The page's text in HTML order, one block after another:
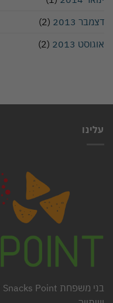
דצמבר 2013
(2)
אוגוסט 2013
(2)
עלינו